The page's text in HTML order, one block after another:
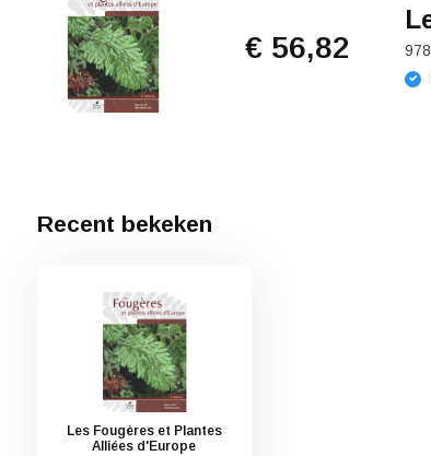
€ 56,82
Recent bekeken
Les Fougères et Plantes
Alliées d'Europe